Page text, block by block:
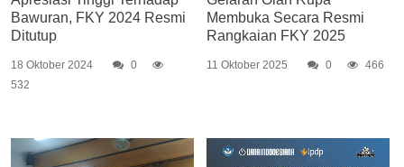
Bawuran, FKY 2024 Resmi
Ditutup
18 Oktober 2024
0
532
Membuka Secara Resmi
Rangkaian FKY 2025
11 Oktober 2025 0 466